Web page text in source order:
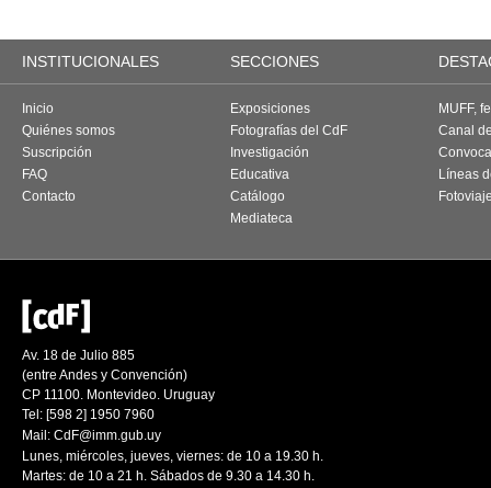
INSTITUCIONALES SECCIONES
Inicio
Quiénes somos
Suscripción
FAQ
Contacto
Exposiciones
Fotografías del CdF
Investigación
Educativa
Catálogo
Mediateca
MUFF,
Canal
Líneas
Av. 18 de Julio 885
(entre Andes y Convención)
CP 11100. Montevideo. Uruguay
Tel: [598 2] 1950 7960
Mail: CdF@imm.gub.uy
Lunes, miércoles, jueves, viernes: de 10 a 19.30 h.
Martes: de 10 a 21 h. Sábados de 9.30 a 14.30 h.